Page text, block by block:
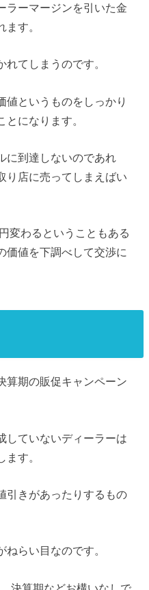
ラーマージンを引いた金
す。
てしまうのです。
値というものをしっかり
とになります。
に到達しないのであれ
り店に売ってしまえばい
変わるということもある
価値を下調べして交渉に
算期の販促キャンペーン
していないディーラーは
す。
引きがあったりするもの
らい目なのです。